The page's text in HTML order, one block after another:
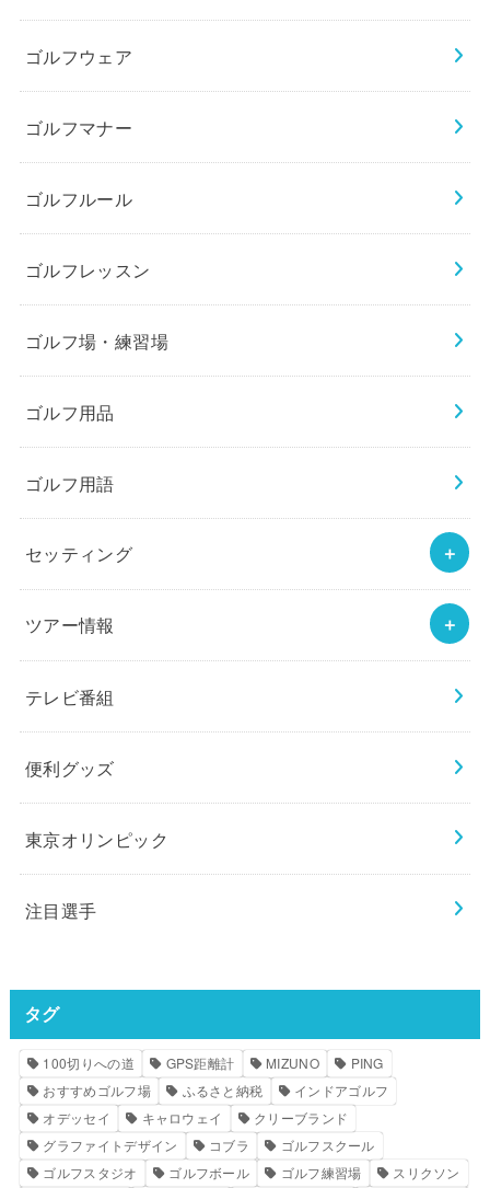
ゴルフウェア
ゴルフマナー
ゴルフルール
ゴルフレッスン
ゴルフ場・練習場
ゴルフ用品
ゴルフ用語
セッティング
ツアー情報
テレビ番組
便利グッズ
東京オリンピック
注目選手
タグ
100切りへの道 GPS距離計 MIZUNO
PING
おすすめゴルフ場
ふるさと納税
インドアゴルフ
オデッセイ
キャロウェイ
クリーブランド
グラファイトデザイン
コブラ
ゴルフスクール
ゴルフスタジオ
ゴルフボール ゴルフ練習場 スリクソン